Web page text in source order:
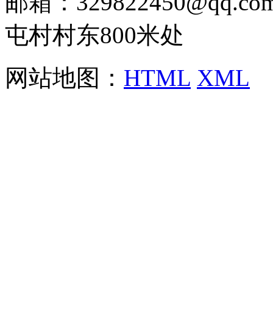
屯村村东800米处
网站地图： HTML XML